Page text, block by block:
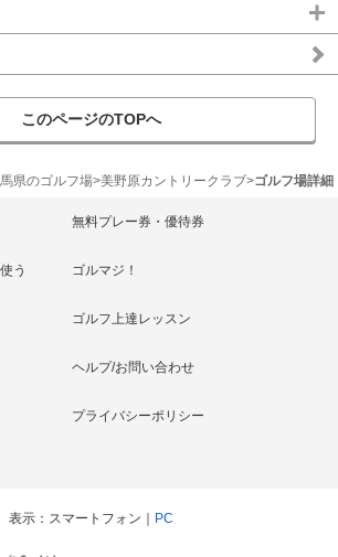
このページのTOPへ
県のゴルフ場 美野原カントリークラブ ゴルフ場詳細
無料プレー券・優待券
う ゴルマジ！
ゴルフ上達レッスン
ヘルプ/お問い合わせ
プライバシーポリシー
表示 スマートフォン PC